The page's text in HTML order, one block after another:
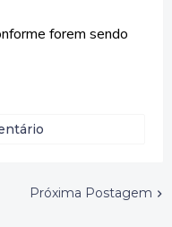
forem sendo
Próxima Postagem